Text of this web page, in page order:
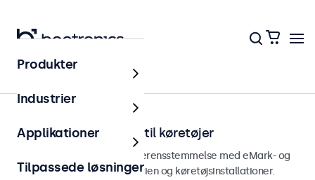
Hjem
eMark touchskærme til køretøjer
Touchskærme udviklet i overensstemmelse med eMark- og
SAE-standarder til bilindustrien og køretøjsinstallationer.
Produkter
Industrier
Applikationer
Tilpassede løsninger